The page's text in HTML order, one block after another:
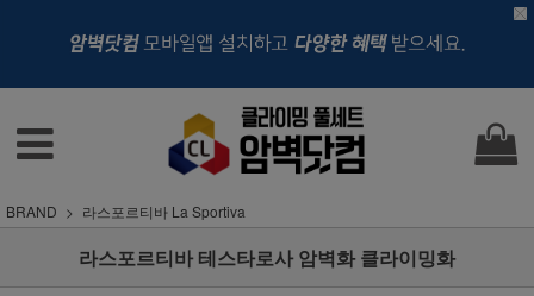
BRAND 라스포르티바 La Sportiva
라스포르티바 테스타로사 암벽화 클라이밍화